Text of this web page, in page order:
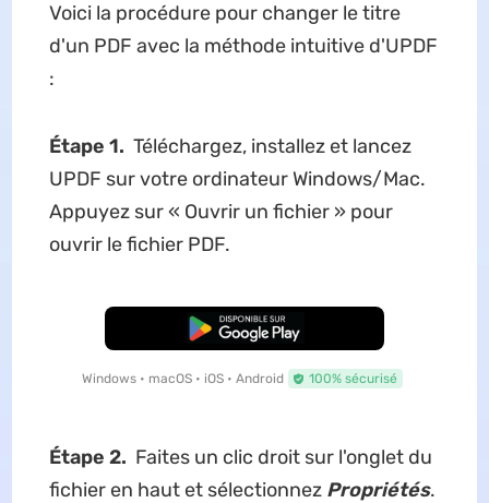
Voici la procédure pour changer le titre
d'un PDF avec la méthode intuitive d'UPDF
:
Étape 1. Téléchargez, installez et lancez
UPDF sur votre ordinateur Windows/Mac.
Appuyez sur « Ouvrir un fichier » pour
ouvrir le fichier PDF.
TÉLÉCHARGER
Windows • macOS • iOS • Android 100% sécurisé
Étape 2. Faites un clic droit sur l'onglet du
fichier en haut et sélectionnez Propriétés.